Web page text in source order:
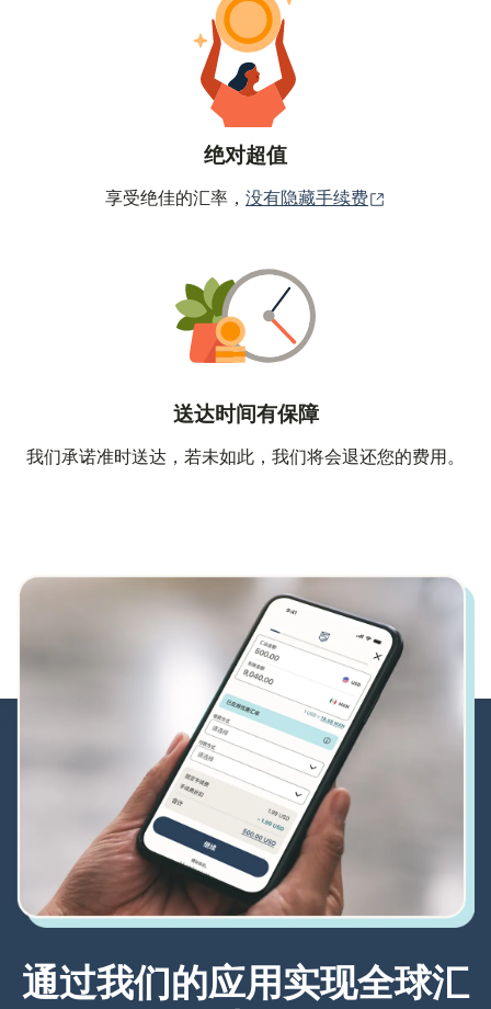
绝对超值
享受绝佳的汇率， 没有隐藏手续费
送达时间有保障
我们承诺准时送达，若未如此，我们将会退还您的费用。
通过我们的应用实现全球汇